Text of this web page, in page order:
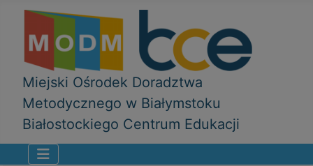
Miejski Ośrodek Doradztwa
Metodycznego w Białymstoku
Białostockiego Centrum Edukacji